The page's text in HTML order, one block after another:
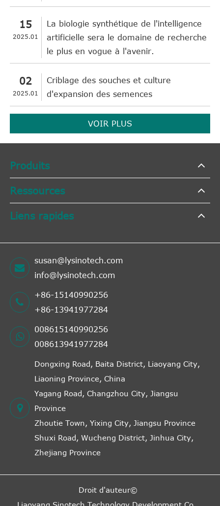
15
2025.01
La biologie synthétique de l'intelligence
artificielle sera le domaine de recherche
le plus en vogue à l'avenir.
02
2025.01
Criblage des souches et culture
d'expansion des semences
VOIR PLUS
Produits
Ressources
Liens rapides
susan@lysinotech.com
info@lysinotech.com
+86-15140990256
+86-13941977284
008615140990256
008613941977284
Dongxing Road, Baita District, Liaoyang City,
Liaoning Province, China
Yagang Road, Changzhou City, Jiangsu
Province
Zhoutie Town, Yixing City, Jiangsu Province
Shuxi Road, Wucheng District, Jinhua City,
Zhejiang Province
Droit d'auteur©